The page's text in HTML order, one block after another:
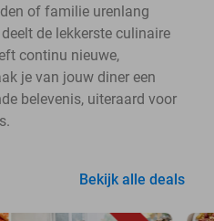
of familie urenlang
de lekkerste culinaire
continu nieuwe,
je van jouw diner een
belevenis, uiteraard voor
Bekijk alle deals